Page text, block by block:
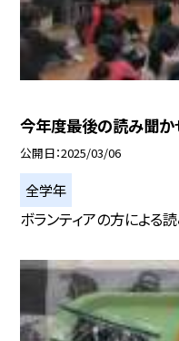
今年度最後の読み聞か
公開日 2025/03/06
全学年
ボランティアの方による